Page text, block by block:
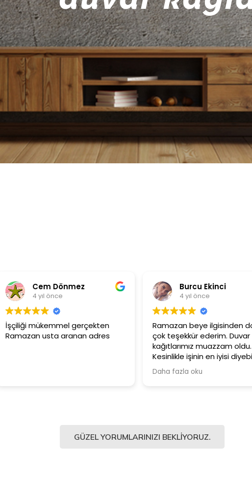
Cem Dönmez
4 yıl önce
İşçiliği mükemmel gerçekten
Ramazan usta aranan adres
Burcu Ekinci
4 yıl önce
Ramazan beye ilgisinden
çok teşekkür ederim. Duvar
kağıtlarımız muazzam oldu.
Kesinlikle işinin en iyisi
Şiddetle tavsiye ediyorum.
Daha fazla oku
GÜZEL YORUMLARINIZI BEKLIYORUZ.